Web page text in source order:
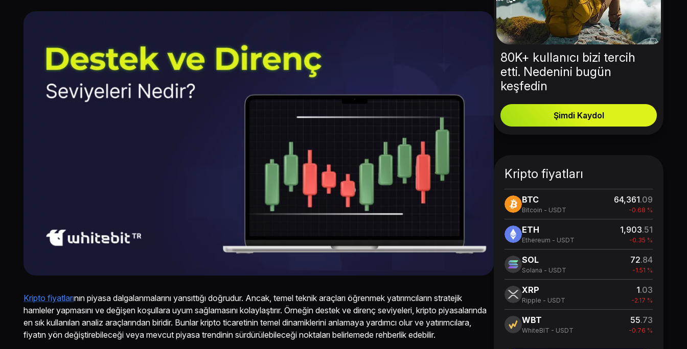
Kripto fiyatlarının piyasa dalgalanmalarını yansıttığı doğrudur. Ancak, temel teknik araçları öğrenmek yatırımcıların stratejik
hamleler yapmasını ve değişen koşullara uyum sağlamasını kolaylaştırır. Örneğin destek ve direnç seviyeleri, kripto piyasalarında
en sık kullanılan analiz araçlarından biridir. Bunlar kripto ticaretinin temel dinamiklerini anlamaya yardımcı olur ve yatırımcılara,
fiyatın yön değiştirebileceği veya mevcut piyasa trendinin sürdürülebileceği noktaları belirlemede rehberlik edebilir.
80K+ kullanıcı bizi tercih
etti. Nedenini bugün
keşfedin
Şimdi Kaydol
Kripto fiyatları
BTC
Bitcoin - USDT
64,361.09
-0.68 %
ETH
Ethereum - USDT
1,903.51
-0.35 %
SOL
Solana - USDT
72.84
-1.51 %
XRP
Ripple - USDT
1.03
-2.17 %
WBT
WhiteBIT - USDT
55.73
-0.76 %